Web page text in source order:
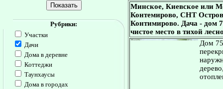
Рубрики:
Участки
Дачи
Дома в деревне
Коттеджи
Таунхаусы
Дома в городах
Минское, Киевское или
Контемирово, СНТ
Контимирово. Дача - дом
чистое место в тихой
Дом